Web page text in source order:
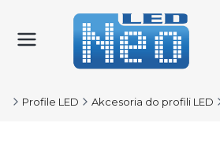
Profile LED Akcesoria do profili LED